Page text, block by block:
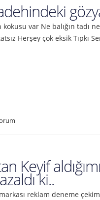
var Ne balığın tadı ne
Herşey çok eksik Tıpkı
Keyif
ki..
reklam deneme